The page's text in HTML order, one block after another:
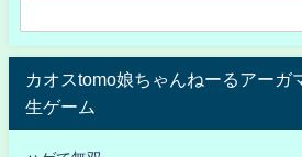
カオスtomo娘ちゃんねーるアーガ
生ゲーム